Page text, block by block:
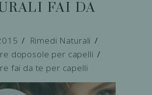
FAI DA
Rimedi Naturali
doposole per capelli /
fai da te per capelli